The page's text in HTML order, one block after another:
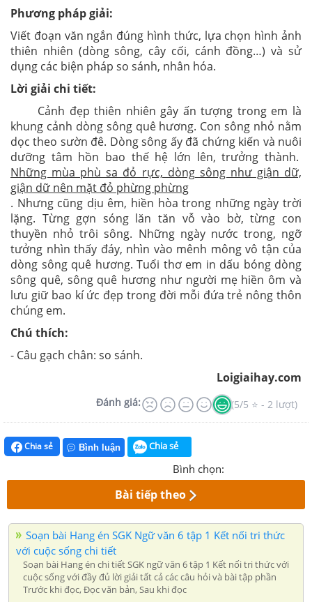
Phương pháp giải:
Viết đoạn văn ngắn đúng hình thức, lựa chọn hình ảnh
thiên nhiên (dòng sông, cây cối, cánh đồng…) và sử
dụng các biện pháp so sánh, nhân hóa.
Lời giải chi tiết:
Cảnh đẹp thiên nhiên gây ấn tượng trong em là
khung cảnh dòng sông quê hương. Con sông nhỏ nằm
dọc theo sườn đê. Dòng sông ấy đã chứng kiến và nuôi
dưỡng tâm hồn bao thế hệ lớn lên, trưởng thành.
Những mùa phù sa đỏ rực, dòng sông như giận dữ,
giận dữ nên mặt đỏ phừng phừng
. Nhưng cũng dịu êm, hiền hòa trong những ngày trời
lặng. Từng gợn sóng lăn tăn vỗ vào bờ, từng con
thuyền nhỏ trôi sông. Những ngày nước trong, ngỡ
tưởng nhìn thấy đáy, nhìn vào mênh mông vô tận của
dòng sông quê hương. Tuổi thơ em in dấu bóng dòng
sông quê, sông quê hương như người mẹ hiền ôm và
lưu giữ bao kí ức đẹp trong đời mỗi đứa trẻ nông thôn
chúng em.
Chú thích:
- Câu gạch chân: so sánh.
Loigiaihay.com
Đánh giá: (5/5 ⭐ - 2 lượt)
Chia sẻ Bình luận Chia sẻ
Bình chọn:
Bài tiếp theo
Soạn bài Hang én SGK Ngữ văn 6 tập 1 Kết nối tri thức
với cuộc sống chi tiết
Soạn bài Hang én chi tiết SGK ngữ văn 6 tập 1 Kết nối tri thức với
cuộc sống với đầy đủ lời giải tất cả các câu hỏi và bài tập phần
Trước khi đọc, Đọc văn bản, Sau khi đọc